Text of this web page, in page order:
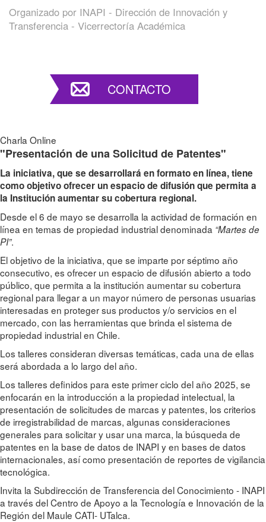
Organizado por INAPI - Dirección de Innovación y
Transferencia - Vicerrectoría Académica
CONTACTO
Charla Online
"Presentación de una Solicitud de Patentes"
La iniciativa, que se desarrollará en formato en línea, tiene
como objetivo ofrecer un espacio de difusión que permita a
la Institución aumentar su cobertura regional.
Desde el 6 de mayo se desarrolla la actividad de formación en
línea en temas de propiedad industrial denominada “Martes de
PI”.
El objetivo de la iniciativa, que se imparte por séptimo año
consecutivo, es ofrecer un espacio de difusión abierto a todo
público, que permita a la institución aumentar su cobertura
regional para llegar a un mayor número de personas usuarias
interesadas en proteger sus productos y/o servicios en el
mercado, con las herramientas que brinda el sistema de
propiedad industrial en Chile.
Los talleres consideran diversas temáticas, cada una de ellas
será abordada a lo largo del año.
Los talleres definidos para este primer ciclo del año 2025, se
enfocarán en la introducción a la propiedad intelectual, la
presentación de solicitudes de marcas y patentes, los criterios
de irregistrabilidad de marcas, algunas consideraciones
generales para solicitar y usar una marca, la búsqueda de
patentes en la base de datos de INAPI y en bases de datos
internacionales, así como presentación de reportes de vigilancia
tecnológica.
Invita la Subdirección de Transferencia del Conocimiento - INAPI
a través del Centro de Apoyo a la Tecnología e Innovación de la
Región del Maule CATI- UTalca.